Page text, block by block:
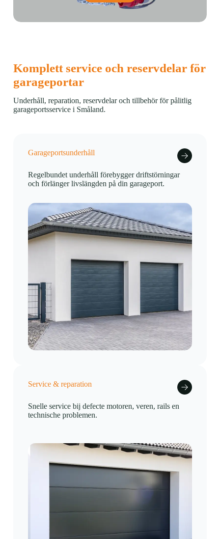
Komplett service och reservdelar för
garageportar
Underhåll, reparation, reservdelar och tillbehör för pålitlig
garageportsservice i Småland.
Garageportsunderhåll
Regelbundet underhåll förebygger driftstörningar
och förlänger livslängden på din garageport.
Service & reparation
Snelle service bij defecte motoren, veren, rails en
technische problemen.